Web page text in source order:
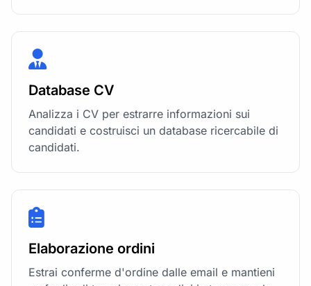
Database CV
Analizza i CV per estrarre informazioni sui
candidati e costruisci un database ricercabile di
candidati.
Elaborazione ordini
Estrai conferme d'ordine dalle email e mantieni